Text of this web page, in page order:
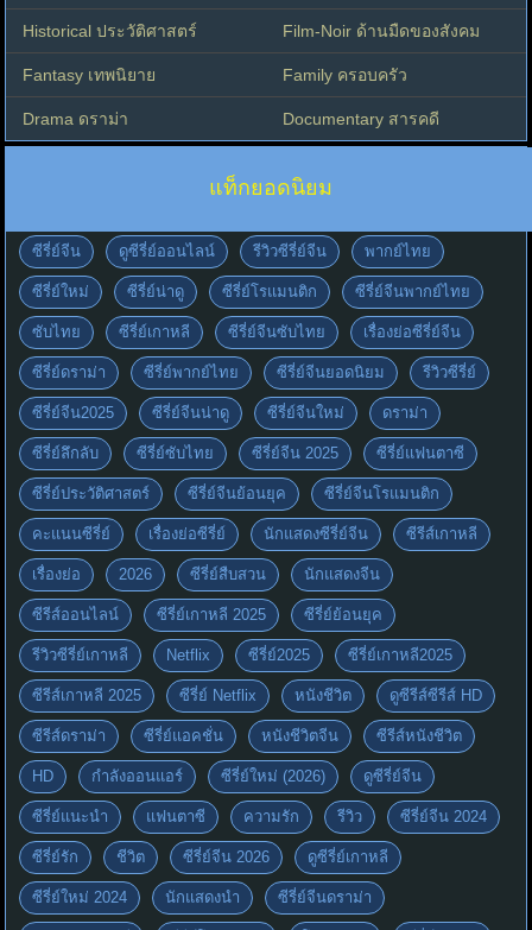
Historical ประวัติศาสตร์ Film-Noir ด้านมืดของสังคม
Fantasy เทพนิยาย Family ครอบครัว
Drama ดราม่า Documentary สารคดี
แท็กยอดนิยม
ซีรี่ย์จีน ดูซีรี่ย์ออนไลน์ รีวิวซีรี่ย์จีน พากย์ไทย
ซีรี่ย์ใหม่ ซีรี่ย์น่าดู ซีรี่ย์โรแมนติก ซีรี่ย์จีนพากย์ไทย
ซับไทย ซีรี่ย์เกาหลี ซีรี่ย์จีนซับไทย เรื่องย่อซีรี่ย์จีน
ซีรี่ย์ดราม่า ซีรี่ย์พากย์ไทย ซีรี่ย์จีนยอดนิยม รีวิวซีรี่ย์
ซีรี่ย์จีน2025 ซีรี่ย์จีนน่าดู ซีรี่ย์จีนใหม่ ดราม่า
ซีรี่ย์ลึกลับ ซีรี่ย์ซับไทย ซีรี่ย์จีน 2025 ซีรี่ย์แฟนตาซี
ซีรี่ย์ประวัติศาสตร์ ซีรี่ย์จีนย้อนยุค ซีรี่ย์จีนโรแมนติก
คะแนนซีรี่ย์ เรื่องย่อซีรี่ย์ นักแสดงซีรี่ย์จีน ซีรีส์เกาหลี
เรื่องย่อ 2026 ซีรี่ย์สืบสวน นักแสดงจีน
ซีรีส์ออนไลน์ ซีรี่ย์เกาหลี 2025 ซีรี่ย์ย้อนยุค
รีวิวซีรี่ย์เกาหลี Netflix ซีรี่ย์2025 ซีรี่ย์เกาหลี2025
ซีรีส์เกาหลี 2025 ซีรี่ย์ Netflix หนังชีวิต ดูซีรีส์ซีรีส์ HD
ซีรีส์ดราม่า ซีรี่ย์แอคชั่น หนังชีวิตจีน ซีรีส์หนังชีวิต
HD กำลังออนแอร์ ซีรี่ย์ใหม่ (2026) ดูซีรี่ย์จีน
ซีรี่ย์แนะนำ แฟนตาซี ความรัก รีวิว ซีรี่ย์จีน 2024
ซีรี่ย์รัก ชีวิต ซีรี่ย์จีน 2026 ดูซีรี่ย์เกาหลี
ซีรี่ย์ใหม่ 2024 นักแสดงนำ ซีรี่ย์จีนดราม่า